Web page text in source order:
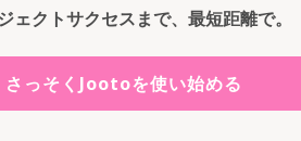
ェクトサクセスまで、最短距離で。
さっそくJootoを使い始める